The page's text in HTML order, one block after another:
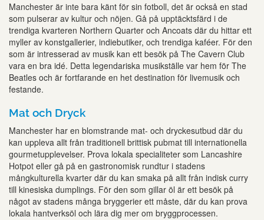
Manchester är inte bara känt för sin fotboll, det är också en stad
som pulserar av kultur och nöjen. Gå på upptäcktsfärd i de
trendiga kvarteren Northern Quarter och Ancoats där du hittar ett
myller av konstgallerier, indiebutiker, och trendiga kaféer. För den
som är intresserad av musik kan ett besök på The Cavern Club
vara en bra idé. Detta legendariska musikställe var hem för The
Beatles och är fortfarande en het destination för livemusik och
festande.
Mat och Dryck
Manchester har en blomstrande mat- och dryckesutbud där du
kan uppleva allt från traditionell brittisk pubmat till internationella
gourmetupplevelser. Prova lokala specialiteter som Lancashire
Hotpot eller gå på en gastronomisk rundtur i stadens
mångkulturella kvarter där du kan smaka på allt från indisk curry
till kinesiska dumplings. För den som gillar öl är ett besök på
något av stadens många bryggerier ett måste, där du kan prova
lokala hantverksöl och lära dig mer om bryggprocessen.